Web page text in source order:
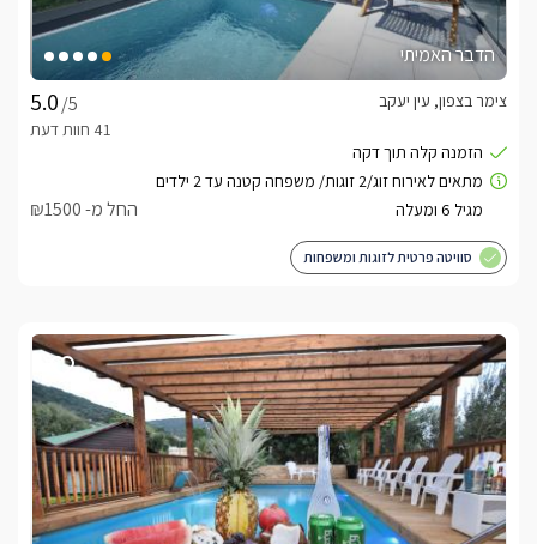
הדבר האמיתי
/5
צימר בצפון, עין יעקב
החל מ- ₪1500
סוויטה פרטית לזוגות ומשפחות